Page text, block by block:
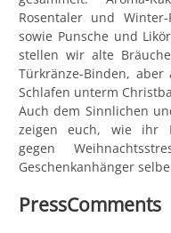
Rosentaler und
sowie Punsche und
stellen wir alte
Türkränze-Binden,
Schlafen unterm
Auch dem Sinnlichen
zeigen euch, wie ihr
gegen
Geschenkanhänger
PressComments